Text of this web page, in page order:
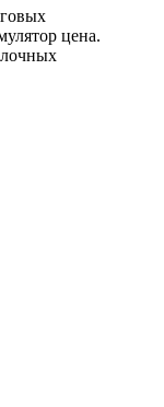
цена.